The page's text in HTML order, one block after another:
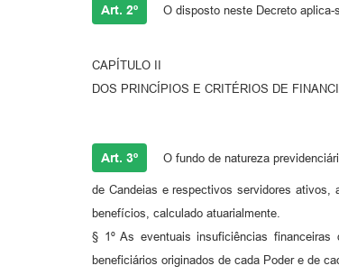
Art. 2º O disposto neste Decreto
CAPÍTULO II
DOS PRINCÍPIOS E CRITÉRIOS DE
Art. 3º O fundo de natureza
de Candeias e respectivos servidores ativos,
benefícios, calculado atuarialmente.
§ 1º As eventuais insuficiências financeiras
beneficiários originados de cada Poder e de